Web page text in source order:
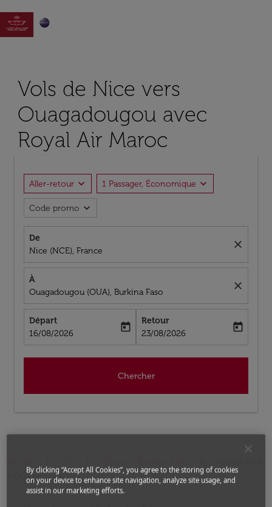

Vols de Nice vers
Ouagadougou avec
Royal Air Maroc
Aller-retour expand_more 1 Passager, Économique expand_more
Code promo expand_more
De
Nice (NCE), France
close
À
Ouagadougou (OUA), Burkina Faso
close
Départ
fc-booking-departure-date-aria-label
16/08/2026
today
Retour
fc-booking-return-date-aria-label
23/08/2026
today
Chercher
a Ouagadougou
By clicking “Accept All Cookies”, you agree to the storing of cookies
on your device to enhance site navigation, analyze site usage, and
assist in our marketing efforts.